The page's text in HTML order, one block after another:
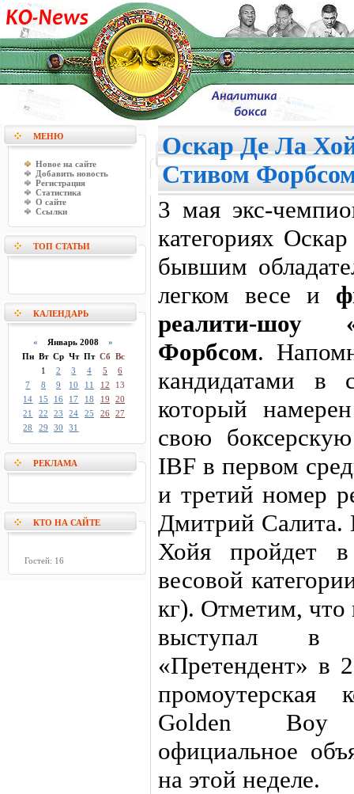
МЕНЮ
Новое на сайте
Добавить новость
Регистрация
Статистика
О сайте
Ссылки
ТОП СТАТЬИ
КАЛЕНДАРЬ
« Январь 2008»
Пн Вт Ср Чт Пт Сб Вс
1
2 3 4 5
6
7
8 9 10 11 12
13
14
15 16 17 18 19
20
21
22 23 24 25 26 27
28
29 30 31
РЕКЛАМА
КТО НА САЙТЕ
Гостей: 16
Оскар Де Ла
Стивом
3 мая экс-
категориях
бывшим
легком весе и
реалити-шоу
Форбсом.
кандидатами в
который
свою
IBF в первом
и третий номер
Дмитрий
Хойя пройдет в
весовой
кг). Отметим, что
выступал в
«Претендент» в
Golden Boy
официальное
на этой неделе.